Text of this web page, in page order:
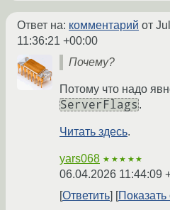
Ответ на: комментарий от
11:36:21 +00:00
Почему?
Потому что надо
ServerFlags .
Читать здесь.
yars068 ★★★★★
06.04.2026 11:44:09
Ответить
Показать